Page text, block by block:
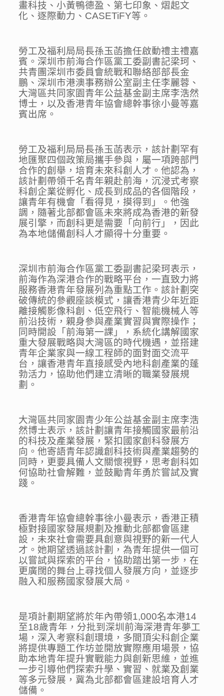
畫科技、小黃鴨德盈、第七印象、熠起文
化、逐際動力、CASETiFY等。
勞工及福利局局長孫玉菡擔任啟動禮主禮嘉
賓。深圳市前海合作區黨工委副書記梁珂、
共青團深圳市委員會統戰和聯絡部部長金
鵬、深圳市港澳事務辦公室副主任李麗蓉、
大灣區共同家園青年公益基金副主席李浩然
博士，以及香港青年協會總幹事徐小曼等嘉
賓出席。
勞工及福利局局長孫玉菡表示，該計劃罕有
地匯聚四個政策局攜手參與，屬一項跨部門
合作的創舉，培育未來科創人才。他認為，
該計劃帶領千名青年親赴前海，沉浸式考察
科創企業從孵化、成長到成品的各個階段，
讓青年有機會「看得見，摸得到」。他強
調，隨著北部都會區未來將成為香港的新發
展引擎，而創科更是需要「向前行」，因此
為本地儲備創科人才顯得十分重要。
深圳市前海合作區黨工委副書記梁珂表示，
前海作為深港合作的戰略平台，一直致力將
服務香港青年發展列為重點工作。該計劃突
破傳統的參觀座談模式，讓香港青少年近距
離接觸影像科創、低空飛行、智能機械人等
前沿技術，親身參與產業實習與實際操作；
同時開設「前海第一課」，系統化講解國家
重大發展戰略與大灣區的時代機遇，並搭建
青年企業家與一線工程師的面對面交流平
台，讓香港青年直接感受內地科創產業的蓬
勃活力，協助他們建立清晰的職業發展規
劃。
大灣區共同家園青少年公益基金副主席李浩
然博士表示，該計劃讓青年接觸國家最前沿
的科技及產業發展，緊扣國家創科發展方
向。他寄語青年認識創科技術與產業趨勢的
同時，更要具備人文關懷視野，思考創科如
何協助社會解難，並鼓勵青年勇於嘗試及實
踐。
香港青年協會總幹事徐小曼表示，香港正積
極對接國家發展規劃及推動北部都會區建
設，未來社會需要具創意與視野的新一代人
才。她期望透過該計劃，為青年提供一個可
以嘗試與探索的平台，協助踏出第一步，在
更廣闊的舞台上尋找個人發展方向，並逐步
融入和服務國家發展大局。
是項計劃期望將於年內帶領1,000名本港14
至18歲青年，分批到深圳前海深港青年夢工
場，深入考察科創環境，多間頂尖科創企業
將提供專題工作坊並開放實際應用場景，協
助本地青年提升實戰能力與創新思維，並進
一步引導他們探索升學、實習、就業及創業
等多元發展，冀為北部都會區建設培育人才
儲備。